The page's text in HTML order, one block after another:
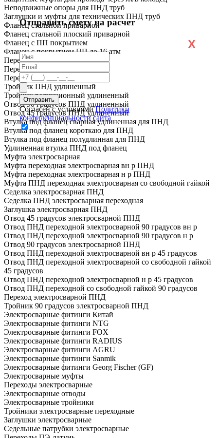
Неподвижные опоры для ПНД труб
Заглушки и муфты для технических ПНД труб
Фланец стальной приварной
Фланец стальной плоский приварной
Фланец с ПП покрытием
Фланец с покрытием ПП до 16 атм
Переход ПНД короткий
Переход ПНД удлиненный
Переход ПЭ сталь
Тройник ПНД удлиненный
Тройник редукционный удлиненный
Отвод 90 градусов ПНД удлиненный
Отвод 45 градусов ПНД удлиненный
Втулка под фланец сварная удлиненная для ПНД
Втулка под фланец короткаю для ПНД
Втулка под фланец полудлинная для ПНД
Удлиненная втулка ПНД под фланец
Муфта электросварная
Муфта переходная электросварная вн р ПНД
Муфта переходная электросварная н р ПНД
Муфта ПНД переходная электросварная со свободной гайкой
Седелка электросварная ПНД
Седелка ПНД электросварная переходная
Заглушка электросварная ПНД
Отвод 45 градусов электросварной ПНД
Отвод ПНД переходной электросварной 90 градусов вн р
Отвод ПНД переходной электросварной 90 градусов н р
Отвод 90 градусов электросварной ПНД
Отвод ПНД переходной электросварной вн р 45 градусов
Отвод ПНД переходной электросварной со свободной гайкой
45 градусов
Отвод ПНД переходной электросварной н р 45 градусов
Отвод ПНД переходной со свободной гайкой 90 градусов
Переход электросварной ПНД
Тройник 90 градусов электросварной ПНД
Электросварные фитинги Китай
Электросварные фитинги NTG
Электросварные фитинги FOX
Электросварные фитинги RADIUS
Электросварные фитинги AGRU
Электросварные фитинги Sanmik
Электросварные фитинги Georg Fischer (GF)
Электросварные муфты
Переходы электросварные
Электросварные отводы
Электросварные тройники
Тройники электросварные переходные
Заглушки электросварные
Седельные патрубки электросварные
Отправить смету на расчет
X
Согласен с условиямиПолитики
конфиденциальности сайта